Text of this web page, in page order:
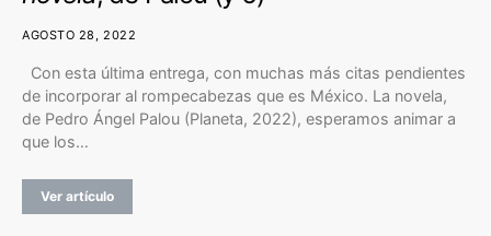
AGOSTO 28, 2022
Con esta última entrega, con muchas más citas pendientes
de incorporar al rompecabezas que es México. La novela,
de Pedro Ángel Palou (Planeta, 2022), esperamos animar a
que los…
Ver artículo